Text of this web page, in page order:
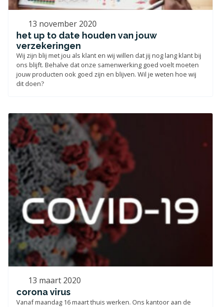
13 november 2020
het up to date houden van jouw
verzekeringen
Wij zijn blij met jou als klant en wij willen dat jij nog lang klant bij
ons blijft. Behalve dat onze samenwerking goed voelt moeten
jouw producten ook goed zijn en blijven. Wil je weten hoe wij
dit doen?
13 maart 2020
corona virus
Vanaf maandag 16 maart thuis werken. Ons kantoor aan de